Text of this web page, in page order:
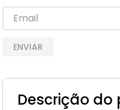
ENVIAR
Descrição